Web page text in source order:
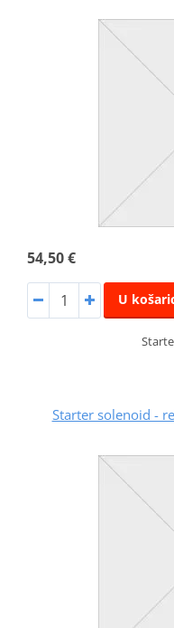
54,50 €
U
Starter solenoid -